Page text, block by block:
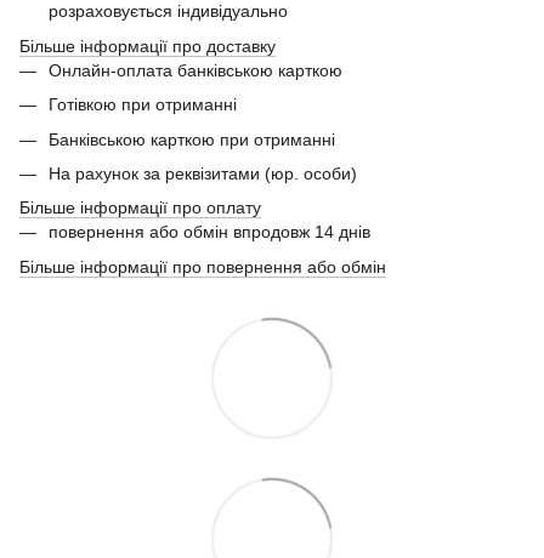
розраховується індивідуально
Більше інформації про доставку
Онлайн-оплата банківською карткою
Готівкою при отриманні
Банківською карткою при отриманні
На рахунок за реквізитами (юр. особи)
Більше інформації про оплату
повернення або обмін впродовж 14 днів
Більше інформації про повернення або обмін